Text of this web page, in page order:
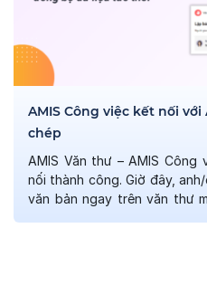
AMIS Công việc kết nối với
chép
AMIS Văn thư – AMIS Công
nối thành công. Giờ đây,
văn bản ngay trên văn thư